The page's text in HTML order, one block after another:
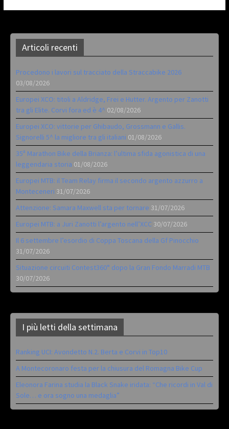
Articoli recenti
Procedono i lavori sul tracciato della Straccabike 2026
03/08/2026
Europei XCO: titoli a Aldridge, Frei e Hutter. Argento per Zanotti
tra gli Elite. Corvi fora ed è 4^ 02/08/2026
Europei XCO: vittorie per Ghibaudo, Grossmann e Gallis.
Signorelli 5^ la migliore tra gli italiani 01/08/2026
35ª Marathon Bike della Brianza: l’ultima sfida agonistica di una
leggendaria storia 01/08/2026
Europei MTB: il Team Relay firma il secondo argento azzurro a
Monteceneri 31/07/2026
Attenzione: Samara Maxwell sta per tornare 31/07/2026
Europei MTB: a Juri Zanotti l’argento nell’XCC 30/07/2026
Il 6 settembre l’esordio di Coppa Toscana della Gf Pinocchio
31/07/2026
Situazione circuiti Contest360° dopo la Gran Fondo Marradi MTB
30/07/2026
I più letti della settimana
Ranking UCI: Avondetto N.2. Berta e Corvi in Top10
A Montecoronaro festa per la chiusura del Romagna Bike Cup
Eleonora Farina studia la Black Snake iridata: “Che ricordi in Val di
Sole… e ora sogno una medaglia”